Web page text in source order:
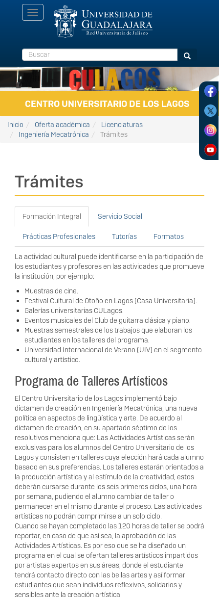
Pasar al contenido principal
Toggle
navigation
Buscar Buscar
CENTRO UNIVERSITARIO DE LOS LAGOS
Inicio Oferta académica
Licenciaturas
Ingeniería Mecatrónica
Trámites
Trámites
Formación Integral Servicio Social
Prácticas Profesionales Tutorías Formatos
La actividad cultural puede identificarse en la participación de
los estudiantes y profesores en las actividades que promueve
la institución, por ejemplo:
Muestras de cine.
Festival Cultural de Otoño en Lagos (Casa Universitaria).
Galerías universitarias CULagos.
Eventos musicales del Club de guitarra clásica y piano.
Muestras semestrales de los trabajos que elaboran los
estudiantes en los talleres del programa.
Universidad Internacional de Verano (UIV) en el segmento
cultural y artístico.
Programa de Talleres Artísticos
El Centro Universitario de los Lagos implementó bajo
dictamen de creación en Ingeniería Mecatrónica, una nueva
política en aspectos de lingüística y arte. De acuerdo al
dictamen de creación, en su apartado séptimo de los
resolutivos menciona que: Las Actividades Artísticas serán
exclusivas para los alumnos del Centro Universitario de los
Lagos y consisten en talleres cuya elección hará cada alumno
basado en sus preferencias. Los talleres estarán orientados a
la producción artística y al estímulo de la creatividad, estos
deberán cursarse durante los seis primeros ciclos, una hora
por semana, pudiendo el alumno cambiar de taller o
permanecer en el mismo durante el proceso. Las actividades
artísticas no podrán comprimirse a un solo ciclo.
Cuando se hayan completado las 120 horas de taller se podrá
reportar, en caso de que así sea, la aprobación de las
Actividades Artísticas. Es por eso que se ha diseñado un
programa en el cual se ofertan talleres artísticos impartidos
por artistas expertos en sus áreas, donde el estudiante
tendrá contacto directo con las bellas artes y así formar
estudiantes que sean individuos reflexivos, solidarios y
sensibles ante la creación artística.